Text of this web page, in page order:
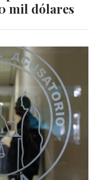
mil dólares